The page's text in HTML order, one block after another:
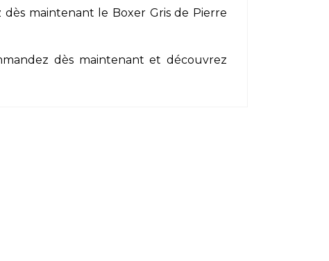
maintenant le Boxer Gris de Pierre
dès maintenant et découvrez